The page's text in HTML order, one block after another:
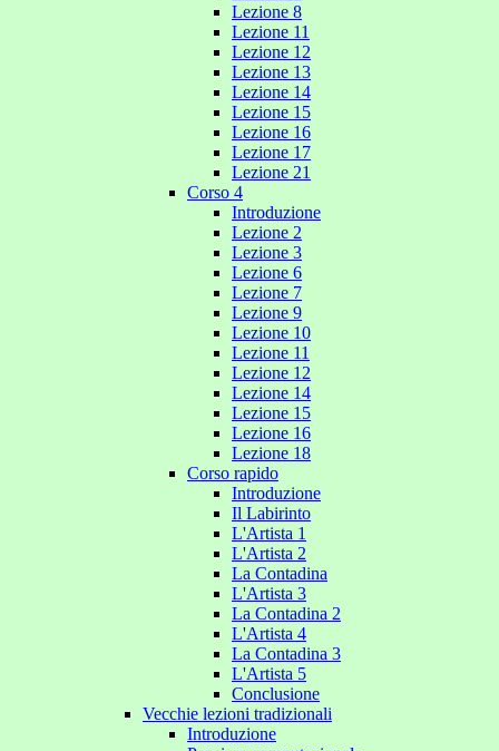
Lezione 8
Lezione 11
Lezione 12
Lezione 13
Lezione 14
Lezione 15
Lezione 16
Lezione 17
Lezione 21
Corso 4
Introduzione
Lezione 2
Lezione 3
Lezione 6
Lezione 7
Lezione 9
Lezione 10
Lezione 11
Lezione 12
Lezione 14
Lezione 15
Lezione 16
Lezione 18
Corso rapido
Introduzione
Il Labirinto
L'Artista 1
L'Artista 2
La Contadina
L'Artista 3
La Contadina 2
L'Artista 4
La Contadina 3
L'Artista 5
Conclusione
Vecchie lezioni tradizionali
Introduzione